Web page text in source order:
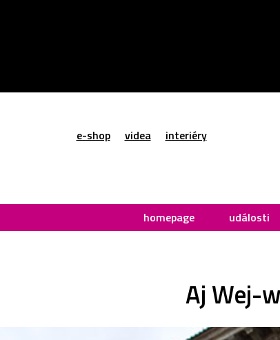
e-shop videa interiéry
homepage události
Aj Wej-